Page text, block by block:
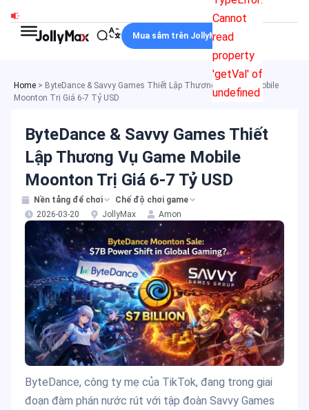
tới
Cannot
read
property
'getVal' of
undefined
Mua sắm trên JollyMax
Home > ByteDance & Savvy Games Thiết Lập Thương Vụ Game Mobile
Moonton Trị Giá 6-7 Tỷ USD
ByteDance & Savvy Games Thiết
Lập Thương Vụ Game Mobile
Moonton Trị Giá 6-7 Tỷ USD
Nền tảng để chơi
Chế độ chơi game
2026-03-20
JollyMax Amon
ByteDance, công ty mẹ của TikTok, đang trong giai
đoạn đàm phán nước rút với tập đoàn Savvy Games